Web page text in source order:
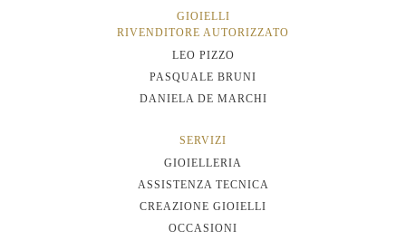
GIOIELLI
RIVENDITORE AUTORIZZATO
LEO PIZZO
PASQUALE BRUNI
DANIELA DE MARCHI
SERVIZI
GIOIELLERIA
ASSISTENZA TECNICA
CREAZIONE GIOIELLI
OCCASIONI